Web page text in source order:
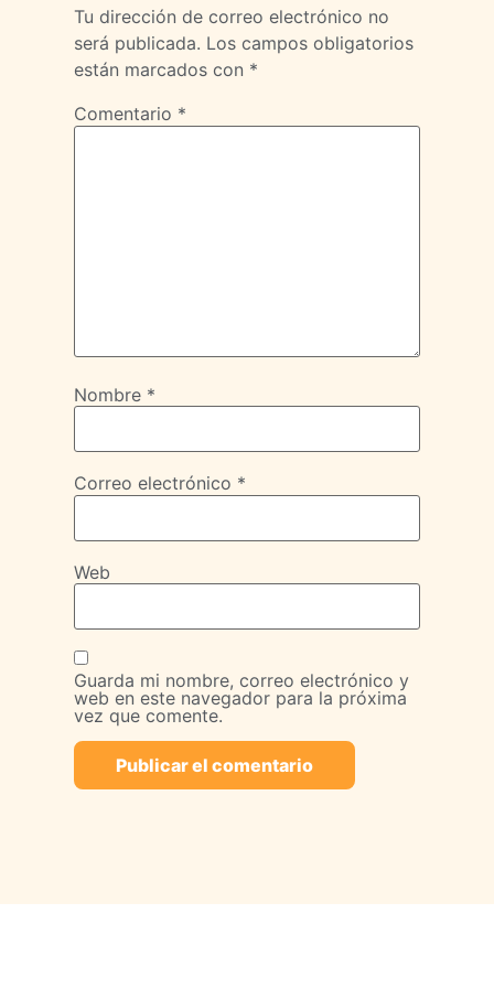
Tu dirección de correo electrónico no
será publicada. Los campos obligatorios
están marcados con *
Comentario *
Nombre *
Correo electrónico *
Web
Guarda mi nombre, correo electrónico y
web en este navegador para la próxima
vez que comente.